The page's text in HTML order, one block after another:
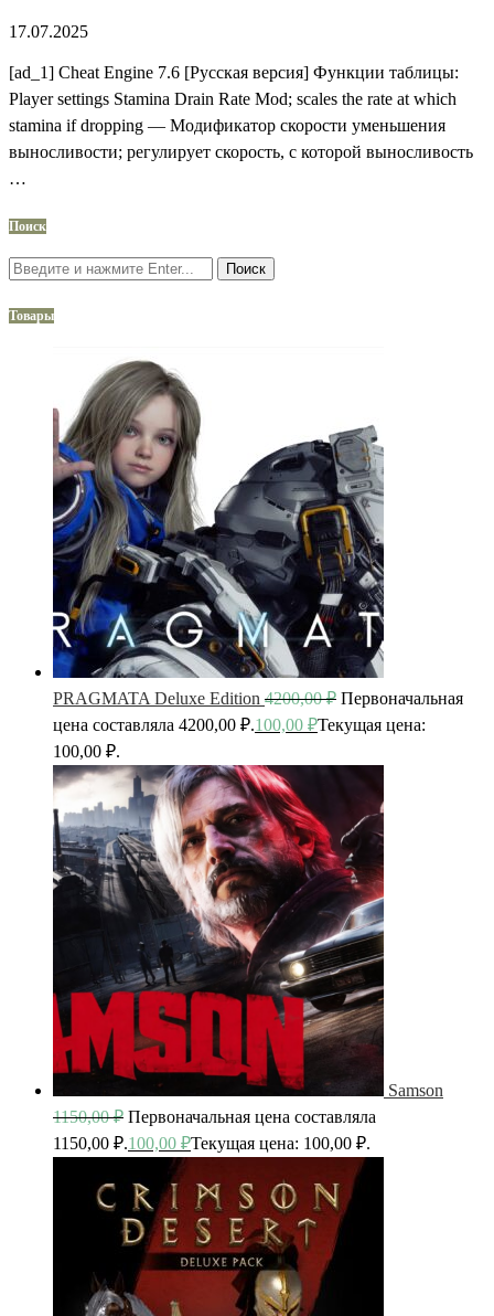
17.07.2025
[ad_1] Cheat Engine 7.6 [Русская версия] Функции таблицы:
Player settings Stamina Drain Rate Mod; scales the rate at which
stamina if dropping — Модификатор скорости уменьшения
выносливости; регулирует скорость, с которой выносливость
…
Поиск
Поиск
Товары
PRAGMATA Deluxe Edition 4200,00₽ Первоначальная
цена составляла 4200,00 ₽.100,00 ₽Текущая цена:
100,00 ₽.
Samson
1150,00₽ Первоначальная цена составляла
1150,00 ₽.100,00 ₽Текущая цена: 100,00 ₽.